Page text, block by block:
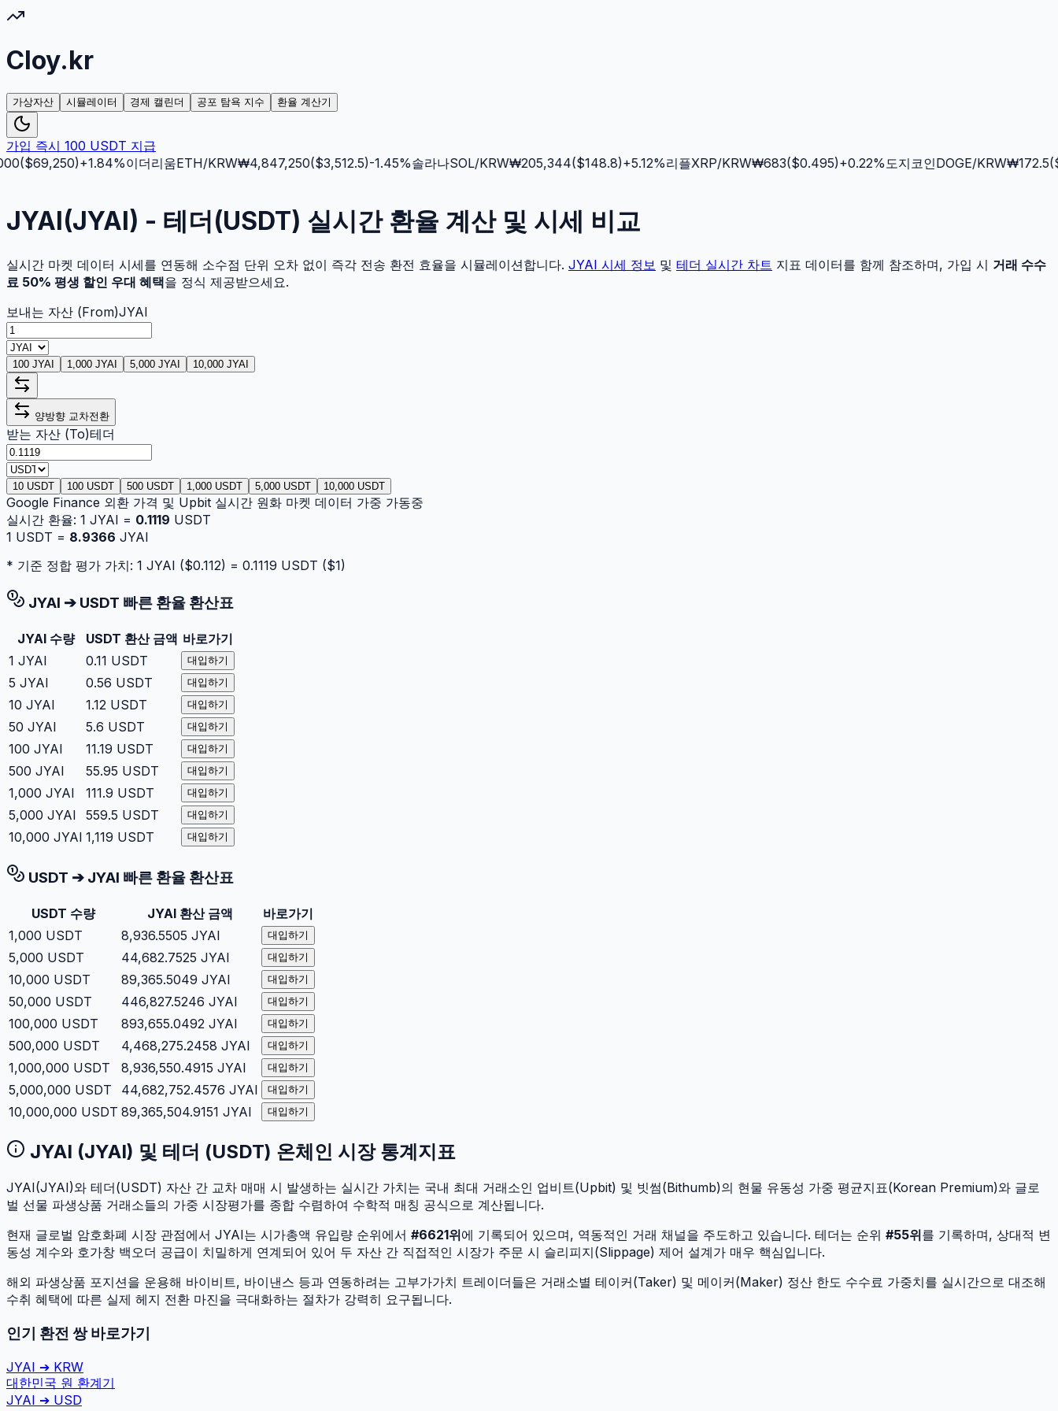
Cloy.kr
가상자산 시뮬레이터 경제 캘린더 공포 탐욕 지수 환율 계산기
가입 즉시 100 USDT 지급
($69,250)+1.84%이더리움ETH/KRW₩4,847,250($3,512.5)-1.45%솔라나SOL/KRW₩205,344($148.8)+5.12%리플XRP/KRW₩683($0.495)+0.22%도지코인DOGE/KRW₩172.5($
JYAI(JYAI) - 테더(USDT) 실시간 환율 계산 및 시세 비교
실시간 마켓 데이터 시세를 연동해 소수점 단위 오차 없이 즉각 전송 환전 효율을 시뮬레이션합니다. JYAI 시세 정보 및 테더 실시간 차트 지표 데이터를 함께 참조하며, 가입 시 거래 수수
료 50% 평생 할인 우대 혜택을 정식 제공받으세요.
보내는 자산 (From)JYAI
100 JYAI 1,000 JYAI 5,000 JYAI 10,000 JYAI
양방향 교차전환
받는 자산 (To)테더
10 USDT 100 USDT 500 USDT 1,000 USDT 5,000 USDT 10,000 USDT
Google Finance 외환 가격 및 Upbit 실시간 원화 마켓 데이터 가중 가동중
실시간 환율: 1 JYAI = 0.1119 USDT
1 USDT = 8.9366 JYAI
* 기준 정합 평가 가치: 1 JYAI ($0.112) = 0.1119 USDT ($1)
JYAI ➔ USDT 빠른 환율 환산표
JYAI수량 USDT 환산 금액 바로가기
1 JYAI 0.11 USDT 대입하기
5 JYAI 0.56 USDT 대입하기
10 JYAI 1.12 USDT 대입하기
50 JYAI 5.6 USDT 대입하기
100 JYAI 11.19 USDT 대입하기
500 JYAI 55.95 USDT 대입하기
1,000 JYAI 111.9 USDT 대입하기
5,000 JYAI 559.5 USDT 대입하기
10,000 JYAI 1,119 USDT 대입하기
USDT ➔ JYAI 빠른 환율 환산표
USDT 수량 JYAI환산 금액
바로가기
1,000 USDT 8,936.5505 JYAI 대입하기
5,000 USDT 44,682.7525 JYAI 대입하기
10,000 USDT 89,365.5049 JYAI 대입하기
50,000 USDT 446,827.5246 JYAI 대입하기
100,000 USDT 893,655.0492 JYAI 대입하기
500,000 USDT 4,468,275.2458 JYAI 대입하기
1,000,000 USDT 8,936,550.4915 JYAI 대입하기
5,000,000 USDT 44,682,752.4576 JYAI 대입하기
10,000,000 USDT 89,365,504.9151 JYAI 대입하기
JYAI (JYAI) 및 테더 (USDT) 온체인 시장 통계지표
JYAI(JYAI)와 테더(USDT) 자산 간 교차 매매 시 발생하는 실시간 가치는 국내 최대 거래소인 업비트(Upbit) 및 빗썸(Bithumb)의 현물 유동성 가중 평균지표(Korean Premium)와 글로
벌 선물 파생상품 거래소들의 가중 시장평가를 종합 수렴하여 수학적 매칭 공식으로 계산됩니다.
현재 글로벌 암호화폐 시장 관점에서 JYAI는 시가총액 유입량 순위에서 #6621위에 기록되어 있으며, 역동적인 거래 채널을 주도하고 있습니다. 테더는 순위 #55위를 기록하며, 상대적 변
동성 계수와 호가창 백오더 공급이 치밀하게 연계되어 있어 두 자산 간 직접적인 시장가 주문 시 슬리피지(Slippage) 제어 설계가 매우 핵심입니다.
해외 파생상품 포지션을 운용해 바이비트, 바이낸스 등과 연동하려는 고부가가치 트레이더들은 거래소별 테이커(Taker) 및 메이커(Maker) 정산 한도 수수료 가중치를 실시간으로 대조해
수취 혜택에 따른 실제 헤지 전환 마진을 극대화하는 절차가 강력히 요구됩니다.
인기 환전 쌍 바로가기
JYAI ➔ KRW
대한민국 원 환계기
JYAI ➔ USD